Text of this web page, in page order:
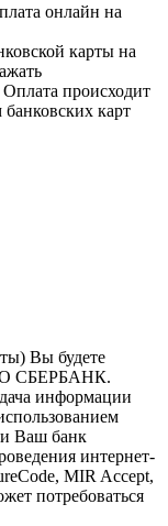
онлайн на
карты на
Оплата происходит
карт
Вы будете
СБЕРБАНК.
информации
Ваш банк
интернет-
MIR Accept,
потребоваться